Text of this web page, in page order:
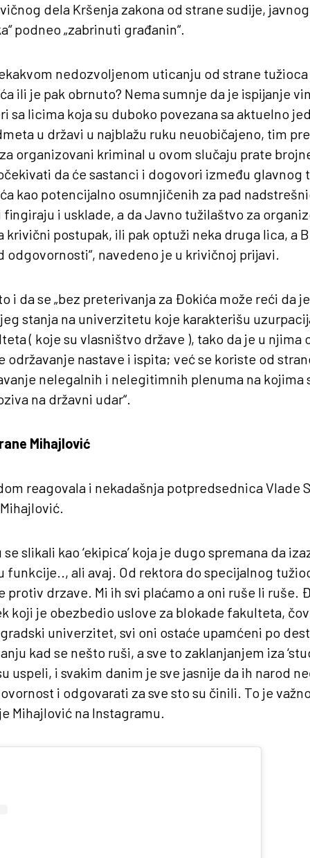
dela Kršenja zakona od strane sudije,
podneo „zabrinuti građanin“.
nedozvoljenom uticanju od strane
ili je pak obrnuto? Nema sumnje da je ispijanje
sa licima koja su duboko povezana sa aktuelno
u državi u najblažu ruku neuobičajeno, tim
organizovani kriminal u ovom slučaju prate
da će sastanci i dogovori između glavnog
kao potencijalno osumnjičenih za pad
fingiraju i usklade, a da Javno tužilaštvo za
krivični postupak, ili pak optuži neka druga lica, a
odgovornosti“, navedeno je u krivičnoj prijavi.
i da se „bez preterivanja za Đokića može reći da
stanja na univerzitetu koje karakterišu
( koje su vlasništvo države ), tako da je u njima
održavanje nastave i ispita; već se koriste od
nelegalnih i nelegitimnih plenuma na kojima
na državni udar“.
Mihajlović
reagovala i nekadašnja potpredsednica Vlade
se slikali kao ‘ekipica’ koja je dugo spremana da
funkcije.., ali avaj. Od rektora do specijalnog
protiv drzave. Mi ih svi plaćamo a oni ruše li ruše.
koji je obezbedio uslove za blokade fakulteta,
univerzitet, svi oni ostaće upamćeni po
kad se nešto ruši, a sve to zaklanjanjem iza
uspeli, i svakim danim je sve jasnije da ih narod
i odgovarati za sve sto su činili. To je
Mihajlović na Instagramu.